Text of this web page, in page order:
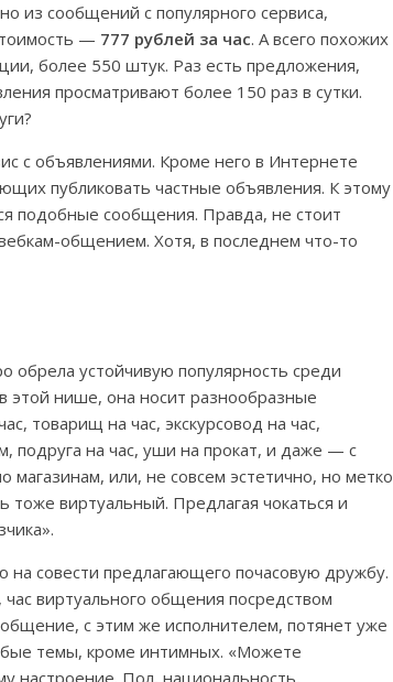
из сообщений с популярного сервиса,
— 777 рублей за час. А всего похожих
более 550 штук. Раз есть предложения,
просматривают более 150 раз в сутки.
с объявлениями. Кроме него в Интернете
публиковать частные объявления. К этому
подобные сообщения. Правда, не стоит
общением. Хотя, в последнем что-то
обрела устойчивую популярность среди
этой нише, она носит разнообразные
товарищ на час, экскурсовод на час,
на час, уши на прокат, и даже — с
или, не совсем эстетично, но метко
тоже виртуальный. Предлагая чокаться и
на совести предлагающего почасовую дружбу.
виртуального общения посредством
с этим же исполнителем, потянет уже
темы, кроме интимных. «Можете
настроение. Пол, национальность,